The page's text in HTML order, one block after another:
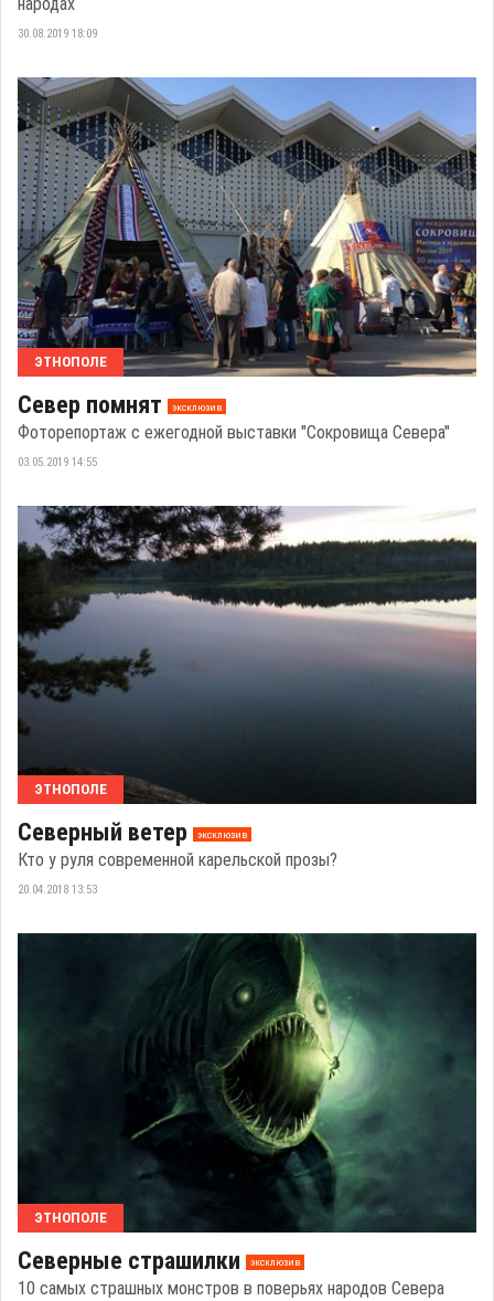
народах
30.08.2019 18:09
ЭТНОПОЛЕ
Север помнят эксклюзив
Фоторепортаж с ежегодной выставки "Сокровища Севера"
03.05.2019 14:55
ЭТНОПОЛЕ
Северный ветер эксклюзив
Кто у руля современной карельской прозы?
20.04.2018 13:53
ЭТНОПОЛЕ
Северные страшилки эксклюзив
10 самых страшных монстров в поверьях народов Севера